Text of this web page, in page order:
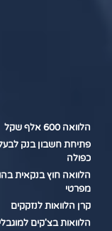
הלוואה 600 אלף שקל
פתיחת חשבון בנק
כפולה
הלוואה חוץ בנקאית
מפרטי
קרן הלוואות לנזקקים
הלוואות בצ'קים